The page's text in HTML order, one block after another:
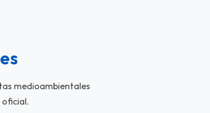
medioambientales
oficial.